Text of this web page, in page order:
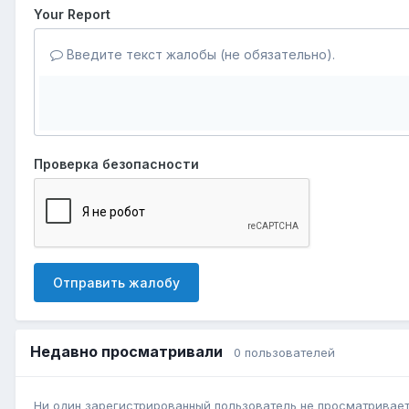
Your Report
Введите текст жалобы (не обязательно).
Проверка безопасности
Отправить жалобу
Недавно просматривали 0 пользователей
Ни один зарегистрированный пользователь не